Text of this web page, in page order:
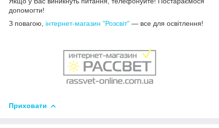
допомогти!
З повагою, інтернет-магазин "Розсвіт" — все для освітлення!
Приховати